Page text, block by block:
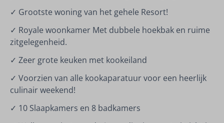
✓ Grootste woning van het gehele Resort!
✓ Royale woonkamer Met dubbele hoekbak en ruime
zitgelegenheid.
✓ Zeer grote keuken met kookeiland
✓ Voorzien van alle kookaparatuur voor een heerlijk
culinair weekend!
✓ 10 Slaapkamers en 8 badkamers